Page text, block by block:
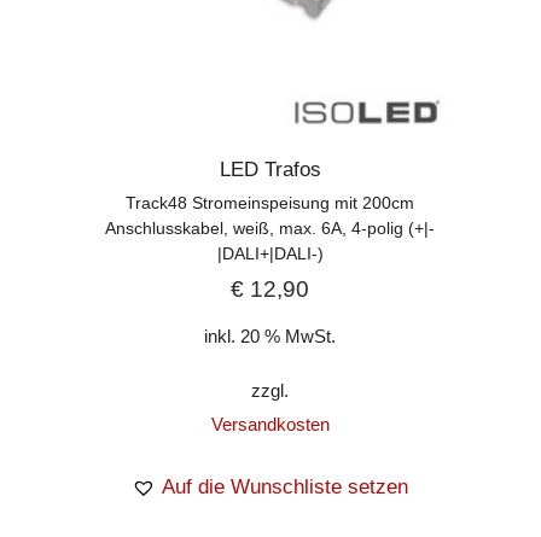
LED Trafos
Track48 Stromeinspeisung mit 200cm
Anschlusskabel, weiß, max. 6A, 4-polig (+|-
|DALI+|DALI-)
€ 12,90
inkl. 20 % MwSt.
zzgl.
Versandkosten
Auf die Wunschliste setzen